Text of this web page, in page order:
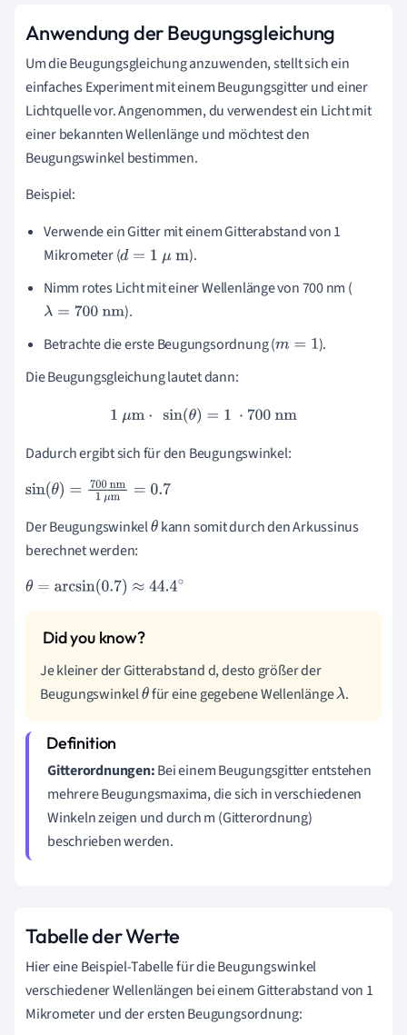
Anwendung der Beugungsgleichung
Um die Beugungsgleichung anzuwenden, stellt sich ein
einfaches Experiment mit einem Beugungsgitter und einer
Lichtquelle vor. Angenommen, du verwendest ein Licht mit
einer bekannten Wellenlänge und möchtest den
Beugungswinkel bestimmen.
Beispiel:
Verwende ein Gitter mit einem Gitterabstand von 1
Mikrometer (d =1 μm
).
Nimm rotes Licht mit einer Wellenlänge von 700 nm (
λ= 700nm
).
Betrachte die erste Beugungsordnung (m= 1
).
Die Beugungsgleichung lautet dann:
1 μ m⋅sin(θ =1 ⋅700nm
Dadurch ergibt sich für den Beugungswinkel:
sin(θ)= 700 nm1μm= 0.7
Der Beugungswinkelθkann somit durch den Arkussinus
berechnet werden:
θ=arcsin(0.7)≈44.4∘
Je kleiner der Gitterabstand d, desto größer der
Beugungswinkelθfür eine gegebene Wellenlängeλ.
Gitterordnungen:Bei einem Beugungsgitter entstehen
mehrere Beugungsmaxima, die sich in verschiedenen
Winkeln zeigen und durch m (Gitterordnung)
beschrieben werden.
Tabelle der Werte
Hier eine Beispiel-Tabelle für die Beugungswinkel
verschiedener Wellenlängen bei einem Gitterabstand von 1
Mikrometer und der ersten Beugungsordnung: